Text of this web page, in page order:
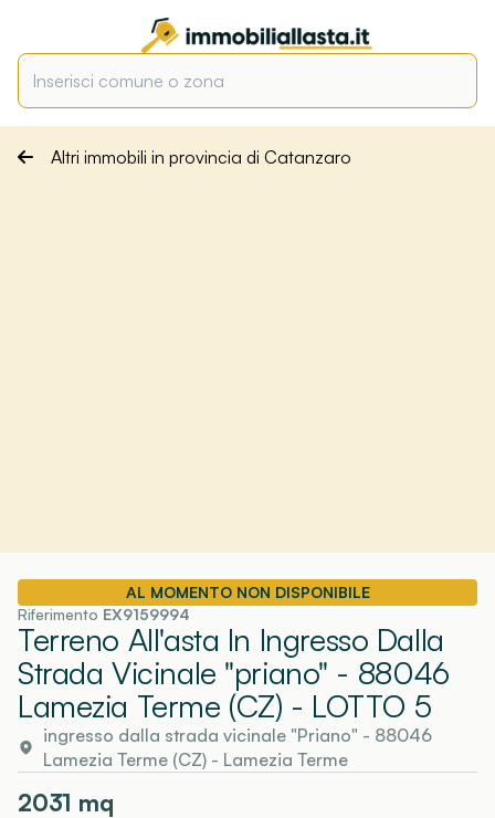
Altri immobili in provincia di Catanzaro
AL MOMENTO NON DISPONIBILE
Riferimento EX9159994
Terreno All'asta In Ingresso Dalla
Strada Vicinale "priano" - 88046
Lamezia Terme (CZ) - LOTTO 5
ingresso dalla strada vicinale "Priano" - 88046
Lamezia Terme (CZ)- Lamezia Terme
2031 mq